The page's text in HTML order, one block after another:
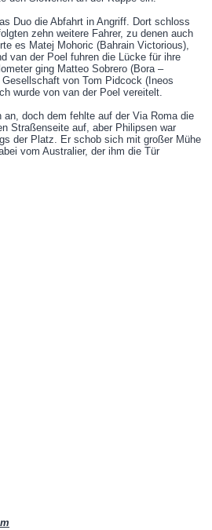
Duo die Abfahrt in Angriff. Dort schloss
zehn weitere Fahrer, zu denen auch
es Matej Mohoric (Bahrain Victorious),
van der Poel fuhren die Lücke für ihre
ging Matteo Sobrero (Bora –
von Tom Pidcock (Ineos
wurde von van der Poel vereitelt.
doch dem fehlte auf der Via Roma die
Straßenseite auf, aber Philipsen war
der Platz. Er schob sich mit großer Mühe
vom Australier, der ihm die Tür